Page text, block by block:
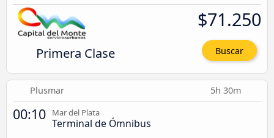
Primera Clase
$71.250
Buscar
Plusmar 5h 30m
00:10 Mar del Plata
Terminal de Ómnibus